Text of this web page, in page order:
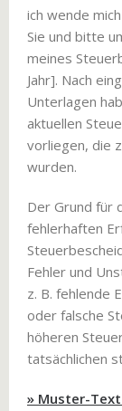
ich wende
Sie und bitte
meines
Jahr]. Nach
Unterlagen
aktuellen
vorliegen, die
wurden.
Der Grund für
fehlerhaften
Fehler und
z. B. fehlende
oder falsche
höheren
tatsächlichen
» Muster-